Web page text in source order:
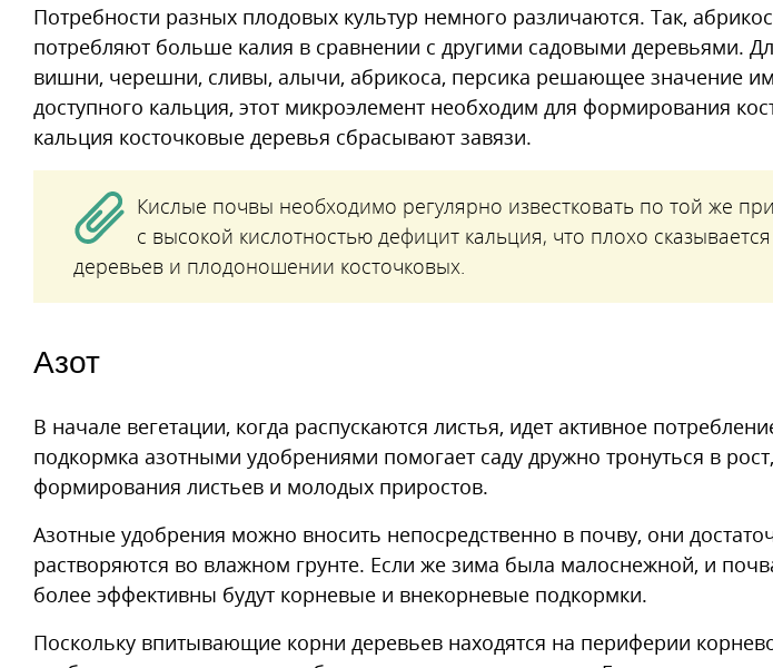
Потребности разных плодовых культур немного различаются. Так,
потребляют больше калия в сравнении с другими садовыми деревьями.
вишни, черешни, сливы, алычи, абрикоса, персика решающее значение
доступного кальция, этот микроэлемент необходим для формирования
кальция косточковые деревья сбрасывают завязи.
Кислые почвы необходимо регулярно известковать по той же
с высокой кислотностью дефицит кальция, что плохо
деревьев и плодоношении косточковых.
Азот
В начале вегетации, когда распускаются листья, идет активное
подкормка азотными удобрениями помогает саду дружно тронуться в
формирования листьев и молодых приростов.
Азотные удобрения можно вносить непосредственно в почву, они
растворяются во влажном грунте. Если же зима была малоснежной, и
более эффективны будут корневые и внекорневые подкормки.
Поскольку впитывающие корни деревьев находятся на периферии